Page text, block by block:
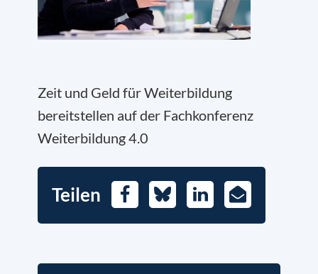
Zeit und Geld für Weiterbildung
bereitstellen auf der Fachkonferenz
Weiterbildung 4.0
Teilen FacebookBlueskyLinkedIn
E-
Mail